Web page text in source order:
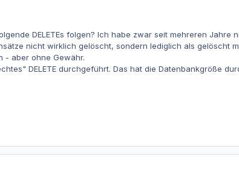
DELETEs folgen? Ich habe zwar seit mehreren Jahre
nicht wirklich gelöscht, sondern lediglich als gelöscht
- aber ohne Gewähr.
DELETE durchgeführt. Das hat die Datenbankgröße